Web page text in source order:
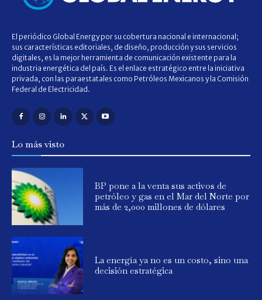
El periódico Global Energy por su cobertura nacional e internacional;
sus características editoriales, de diseño, producción y sus servicios
digitales, es la mejor herramienta de comunicación existente para la
industria energética del país. Es el enlace estratégico entre la iniciativa
privada, con las paraestatales como Petróleos Mexicanos y la Comisión
Federal de Electricidad.
Lo más visto
BP pone a la venta sus activos de
petróleo y gas en el Mar del Norte por
más de 2,000 millones de dólares
La energía ya no es un costo, sino una
decisión estratégica